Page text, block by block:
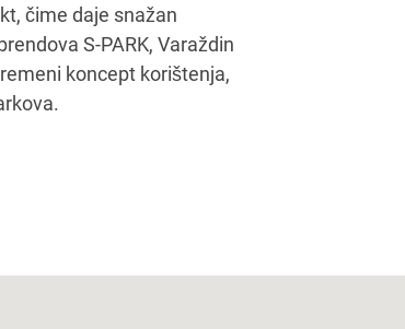
čime daje snažan
S-PARK, Varaždin
koncept korištenja,